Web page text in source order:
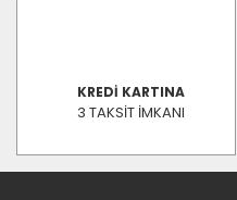
KREDİ KARTINA
3 TAKSİT İMKANI